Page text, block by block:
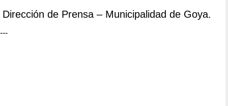
Dirección de Prensa – Municipalidad de Goya.
---